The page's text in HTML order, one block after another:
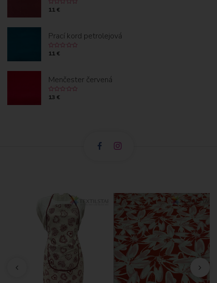
11 €
Prací kord petrolejová
11 €
Menčester červená
13 €